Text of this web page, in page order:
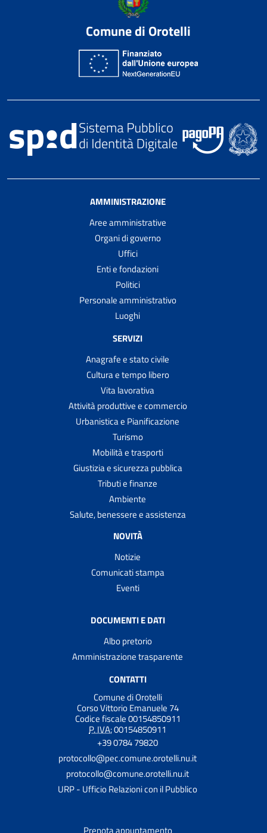
Comune di Orotelli
AMMINISTRAZIONE
Aree amministrative
Organi di governo
Uffici
Enti e fondazioni
Politici
Personale amministrativo
Luoghi
SERVIZI
Anagrafe e stato civile
Cultura e tempo libero
Vita lavorativa
Attività produttive e commercio
Urbanistica e Pianificazione
Turismo
Mobilità e trasporti
Giustizia e sicurezza pubblica
Tributi e finanze
Ambiente
Salute, benessere e assistenza
NOVITÀ
Notizie
Comunicati stampa
Eventi
DOCUMENTI E DATI
Albo pretorio
Amministrazione trasparente
CONTATTI
Comune di Orotelli
Corso Vittorio Emanuele 74
Codice fiscale 00154850911
P. IVA:00154850911
+39 0784 79820
protocollo@pec.comune.orotelli.nu.it
protocollo@comune.orotelli.nu.it
URP - Ufficio Relazioni con il Pubblico